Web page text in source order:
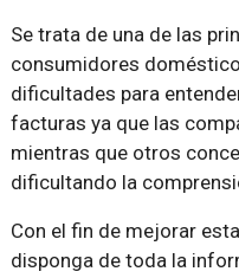
Se trata de una de las
consumidores
dificultades para
facturas ya que las
mientras que otros
dificultando la
Con el fin de mejorar
disponga de toda la